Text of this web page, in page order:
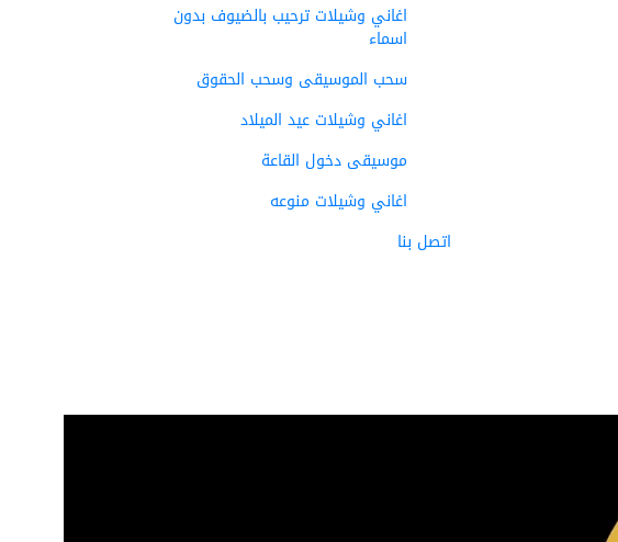
اغاني وشيلات ترحيب بالضيوف بدون
اسماء
سحب الموسيقى وسحب الحقوق
اغاني وشيلات عيد الميلاد
موسيقى دخول القاعة
اغاني وشيلات منوعه
اتصل بنا